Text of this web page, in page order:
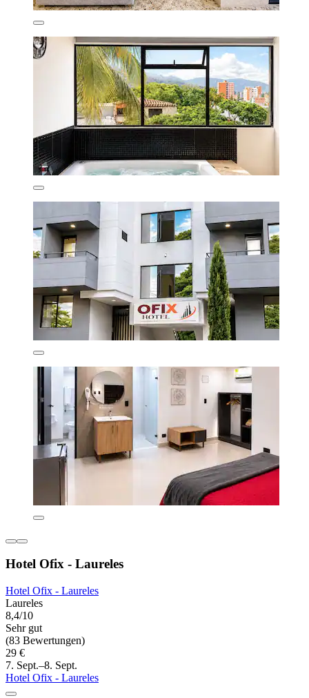
Hotel Ofix - Laureles
Hotel Ofix - Laureles
Laureles
8,4/10
Sehr gut
(83 Bewertungen)
29 €
7. Sept.–8. Sept.
Hotel Ofix - Laureles